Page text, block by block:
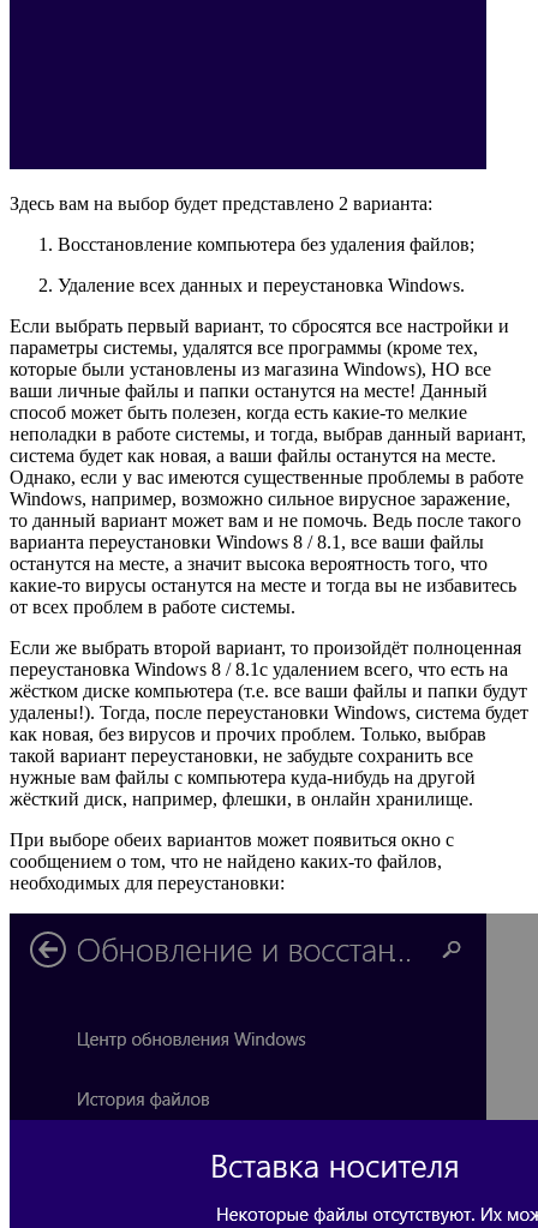
Здесь вам на выбор будет представлено 2 варианта:
Восстановление компьютера без удаления файлов;
Удаление всех данных и переустановка Windows.
Если выбрать первый вариант, то сбросятся все настройки и
параметры системы, удалятся все программы (кроме тех,
которые были установлены из магазина Windows), НО все
ваши личные файлы и папки останутся на месте! Данный
способ может быть полезен, когда есть какие-то мелкие
неполадки в работе системы, и тогда, выбрав данный вариант,
система будет как новая, а ваши файлы останутся на месте.
Однако, если у вас имеются существенные проблемы в работе
Windows, например, возможно сильное вирусное заражение,
то данный вариант может вам и не помочь. Ведь после такого
варианта переустановки Windows 8 / 8.1, все ваши файлы
останутся на месте, а значит высока вероятность того, что
какие-то вирусы останутся на месте и тогда вы не избавитесь
от всех проблем в работе системы.
Если же выбрать второй вариант, то произойдёт полноценная
переустановка Windows 8 / 8.1с удалением всего, что есть на
жёстком диске компьютера (т.е. все ваши файлы и папки будут
удалены!). Тогда, после переустановки Windows, система будет
как новая, без вирусов и прочих проблем. Только, выбрав
такой вариант переустановки, не забудьте сохранить все
нужные вам файлы с компьютера куда-нибудь на другой
жёсткий диск, например, флешки, в онлайн хранилище.
При выборе обеих вариантов может появиться окно с
сообщением о том, что не найдено каких-то файлов,
необходимых для переустановки: